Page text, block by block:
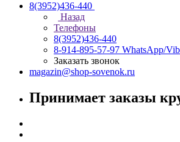
8(3952)436-440
Назад
Телефоны
8(3952)436-440
8-914-895-57-97 WhatsApp/
Заказать звонок
magazin@shop-sovenok.ru
Принимает заказы